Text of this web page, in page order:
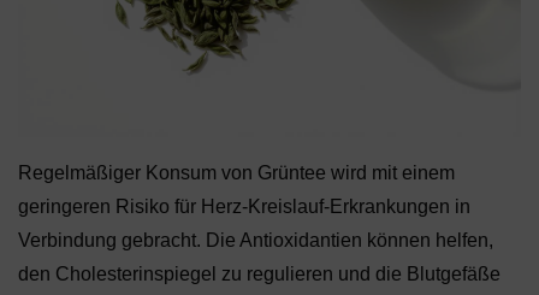
Regelmäßiger Konsum von Grüntee wird mit einem
geringeren Risiko für Herz-Kreislauf-Erkrankungen in
Verbindung gebracht. Die Antioxidantien können helfen,
den Cholesterinspiegel zu regulieren und die Blutgefäße